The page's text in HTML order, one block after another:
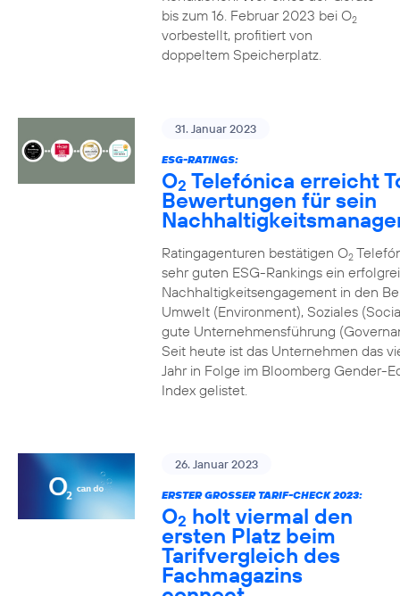
bis zum 16. Februar 2023 bei O2
vorbestellt, profitiert von
doppeltem Speicherplatz.
31. Januar 2023
ESG-RATINGS:
O2 Telefónica erreicht
Bewertungen für sein
Ratingagenturen bestätigen O2
sehr guten ESG-Rankings ein
Nachhaltigkeitsengagement in den
Umwelt (Environment), Soziales
gute Unternehmensführung
Seit heute ist das Unternehmen das
Jahr in Folge im Bloomberg Gender-
Index gelistet.
26. Januar 2023
ERSTER GROSSER TARIF-CHECK 2023:
O2 holt viermal den
ersten Platz beim
Tarifvergleich des
Fachmagazins